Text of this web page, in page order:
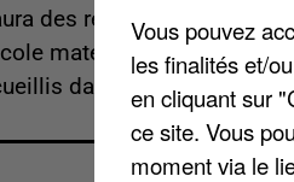
des répercussions
maternelle La
dans les réfectoires
Vous pouvez
les finalités et/
en cliquant sur
ce site. Vous
moment via le